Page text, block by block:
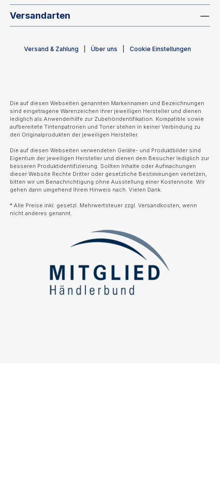
Versandarten
Versand & Zahlung Über uns Cookie Einstellungen
Die auf diesen Webseiten genannten Markennamen und Bezeichnungen
sind eingetragene Warenzeichen ihrer jeweiligen Hersteller und dienen
lediglich als Anwenderhilfe zur Zubehöridentifikation. Kompatible sowie
aufbereitete Tintenpatronen und Toner stehen in keiner Verbindung zu
den Originalprodukten der jeweiligen Hersteller.
Die auf diesen Webseiten verwendeten Geräte- und Produktbilder sind
Eigentum der jeweiligen Hersteller und dienen dem Besucher lediglich zur
besseren Produktidentifizierung. Sollten Inhalte oder Aufmachungen
dieser Website Rechte Dritter oder gesetzliche Bestimmungen verletzen,
bitten wir um Benachrichtigung ohne Ausstellung einer Kostennote. Wir
gehen dann umgehend Ihrem Hinweis nach. Vielen Dank.
* Alle Preise inkl. gesetzl. Mehrwertsteuer zzgl. Versandkosten, wenn
nicht anderes genannt.